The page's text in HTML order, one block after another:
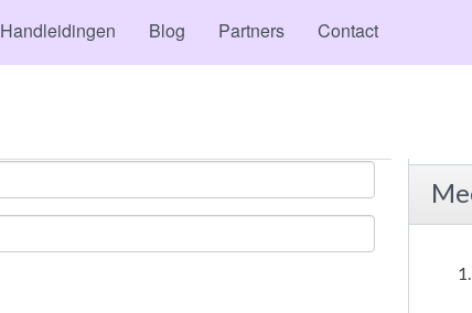
Handleidingen Blog Partners Contact